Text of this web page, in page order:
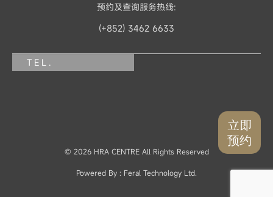
预约及查询服务热线:
(+852) 3462 6633
TEL.
© 2026 HRA CENTRE All Rights Reserved
Powered By : Feral Technology Ltd.
立即
预约